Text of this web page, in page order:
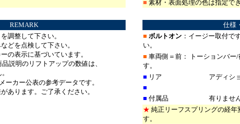
■ 素材・表面処理の色は指定
REMARK
仕様
調整して下さい。
どを点検して下さい。
の表示に基づいています。
明のリフトアップの数値は、
ーカー公表の参考データです。
あります。ご了承ください。
■ ボルトオン ：イージー取付で
い。
■ 車両側＝前： トーションバー
す。
■ リア
アディシ
■
■ 付属品
有りませ
★ 純正リーフスプリングの経
す。